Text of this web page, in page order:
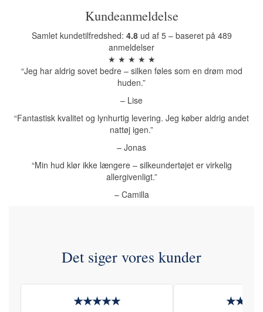
Kundeanmeldelse
Samlet kundetilfredshed: 4.8ud af 5 – baseret på 489
anmeldelser
★ ★ ★ ★ ★
“Jeg har aldrig sovet bedre – silken føles som en drøm mod
huden.”
– Lise
“Fantastisk kvalitet og lynhurtig levering. Jeg køber aldrig andet
nattøj igen.”
– Jonas
“Min hud klør ikke længere – silkeundertøjet er virkelig
allergivenligt.”
– Camilla
Det siger vores kunder
★★★★★